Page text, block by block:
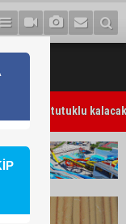
gün daha tutuklu kalacak